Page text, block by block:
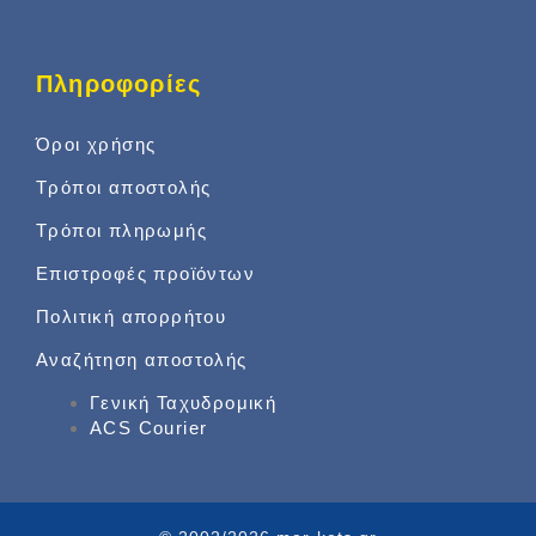
Πληροφορίες
Όροι χρήσης
Τρόποι αποστολής
Τρόποι πληρωμής
Επιστροφές προϊόντων
Πολιτική απορρήτου
Αναζήτηση αποστολής
Γενική Ταχυδρομική
ACS Courier